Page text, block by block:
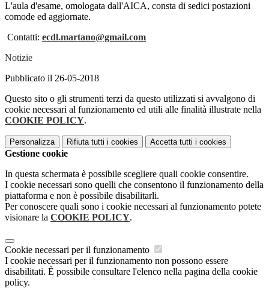
L'aula d'esame, omologata dall'AICA, consta di sedici postazioni
comode ed aggiornate.
Contatti: ecdl.martano@gmail.com
Notizie
Pubblicato il 26-05-2018
Questo sito o gli strumenti terzi da questo utilizzati si avvalgono di
cookie necessari al funzionamento ed utili alle finalità illustrate nella
COOKIE POLICY.
Personalizza Rifiuta tutti i cookies Accetta tutti i cookies
Gestione cookie
In questa schermata è possibile scegliere quali cookie consentire.
I cookie necessari sono quelli che consentono il funzionamento della
piattaforma e non è possibile disabilitarli.
Per conoscere quali sono i cookie necessari al funzionamento potete
visionare la COOKIE POLICY.
Cookie necessari per il funzionamento
I cookie necessari per il funzionamento non possono essere
disabilitati. È possibile consultare l'elenco nella pagina della cookie
policy.